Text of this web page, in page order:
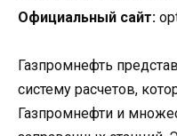
Официальный сайт:
Газпромнефть
систему расчетов,
Газпромнефти и